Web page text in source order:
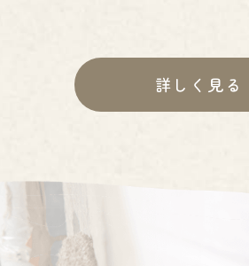
詳しく見る